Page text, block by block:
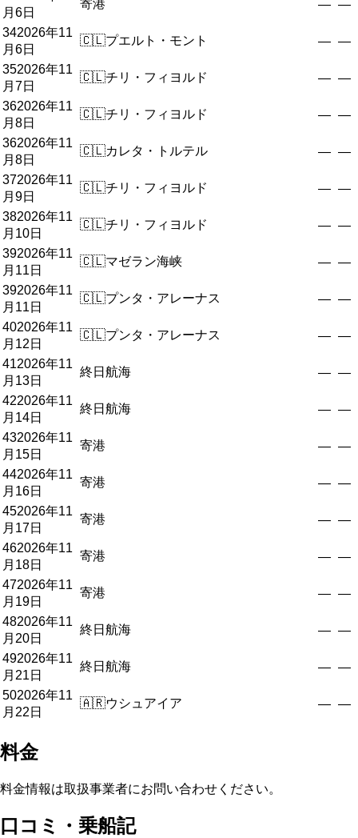
月6日
寄港 — —
342026年11
月6日
🇨🇱プエルト・モント — —
352026年11
月7日
🇨🇱チリ・フィヨルド — —
362026年11
月8日
🇨🇱チリ・フィヨルド — —
362026年11
月8日
🇨🇱カレタ・トルテル — —
372026年11
月9日
🇨🇱チリ・フィヨルド — —
382026年11
月10日
🇨🇱チリ・フィヨルド — —
392026年11
月11日
🇨🇱マゼラン海峡 — —
392026年11
月11日
🇨🇱プンタ・アレーナス — —
402026年11
月12日
🇨🇱プンタ・アレーナス — —
412026年11
月13日
終日航海 — —
422026年11
月14日
終日航海 — —
432026年11
月15日
寄港 — —
442026年11
月16日
寄港 — —
452026年11
月17日
寄港 — —
462026年11
月18日
寄港 — —
472026年11
月19日
寄港 — —
482026年11
月20日
終日航海 — —
492026年11
月21日
終日航海 — —
502026年11
月22日
🇦🇷ウシュアイア — —
料金
料金情報は取扱事業者にお問い合わせください。
口コミ・乗船記